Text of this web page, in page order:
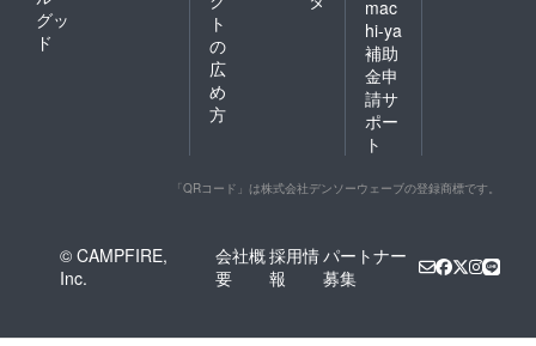
グッ
ド
ト
の
広
め
方
mac
hi-ya
補助
金申
請サ
ポー
ト
「QRコード」は株式会社デンソーウェーブの登録商標です。
© CAMPFIRE,
Inc.
会社概
要
採用情
報
パートナー
募集